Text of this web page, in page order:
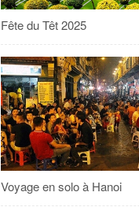
Fête du Têt 2025
Voyage en solo à Hanoi